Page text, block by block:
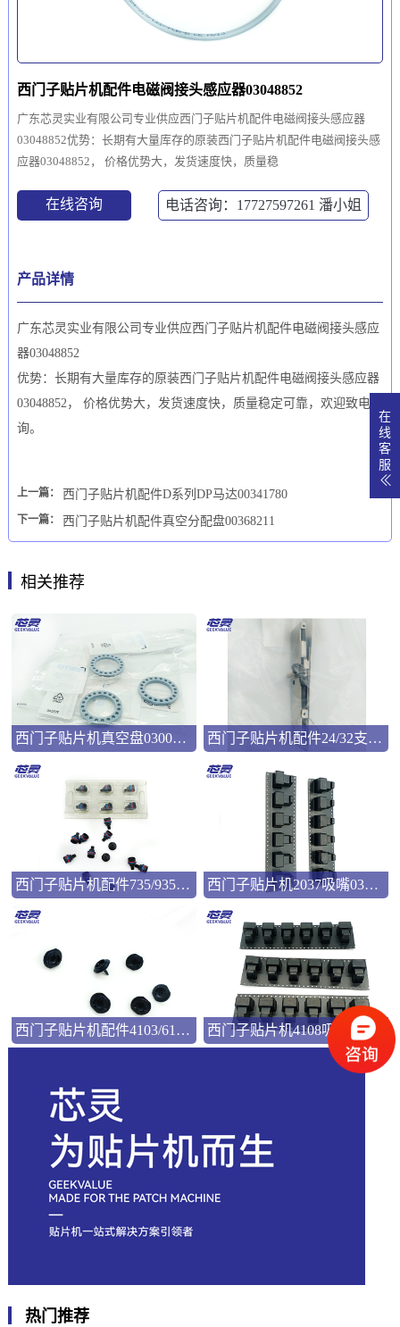
西门子贴片机配件电磁阀接头感应器03048852
广东芯灵实业有限公司专业供应西门子贴片机配件电磁阀接头感应器
03048852优势：长期有大量库存的原装西门子贴片机配件电磁阀接头感
应器03048852， 价格优势大，发货速度快，质量稳
在线咨询 电话咨询：17727597261 潘小姐
产品详情
广东芯灵实业有限公司专业供应西门子贴片机配件电磁阀接头感应
器03048852
优势：长期有大量库存的原装西门子贴片机配件电磁阀接头感应器
03048852， 价格优势大，发货速度快，质量稳定可靠，欢迎致电咨
询。
上一篇： 西门子贴片机配件D系列DP马达00341780
下一篇： 西门子贴片机配件真空分配盘00368211
相关推荐
西门子贴片机真空盘03008286 西门子贴片机配件24/32支撑弹片00322181
西门子贴片机配件735/935吸嘴00346524 西门子贴片机2037吸嘴03057033
西门子贴片机配件4103/6103吸嘴03101981 西门子贴片机4108吸嘴03103544
热门推荐
在
线
客
服